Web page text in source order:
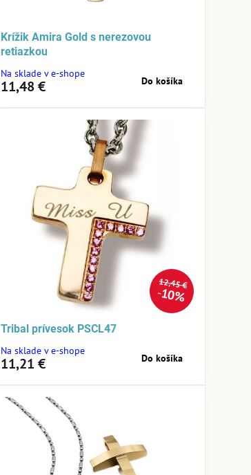
Krížik Amira Gold s nerezovou
retiazkou
Na sklade v e-shope
11,48 € Do košíka
12,45 €
10%
Tribal prívesok PSCL47
Na sklade v e-shope
11,21 € Do košíka